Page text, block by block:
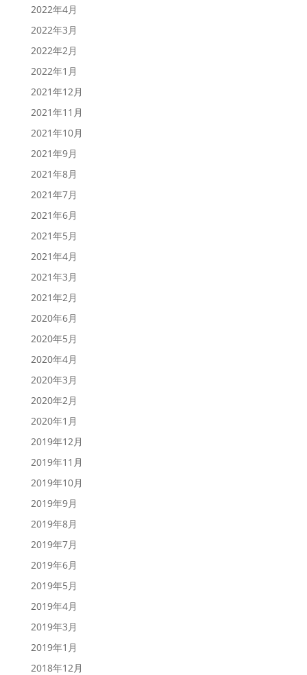
2022年4月
2022年3月
2022年2月
2022年1月
2021年12月
2021年11月
2021年10月
2021年9月
2021年8月
2021年7月
2021年6月
2021年5月
2021年4月
2021年3月
2021年2月
2020年6月
2020年5月
2020年4月
2020年3月
2020年2月
2020年1月
2019年12月
2019年11月
2019年10月
2019年9月
2019年8月
2019年7月
2019年6月
2019年5月
2019年4月
2019年3月
2019年1月
2018年12月